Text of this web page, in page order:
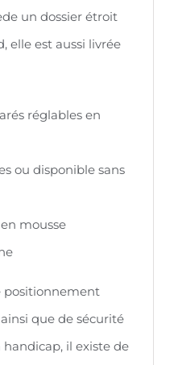
un dossier étroit
elle est aussi livrée
réglables en
ou disponible sans
mousse
positionnement
que de sécurité
il existe de